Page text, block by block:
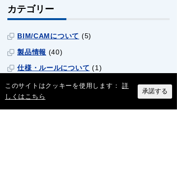
カテゴリー
BIM/CAMについて (5)
製品情報 (40)
仕様・ルールについて (1)
補助金関連(2)
ダクトの歴史
このサイトはクッキーを使用します： 詳
しくはこちら
承諾する